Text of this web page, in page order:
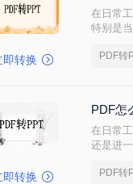
即转换
在日常
特别是
PDF转
即转换
PDF怎
在日常
还是进
PDF转